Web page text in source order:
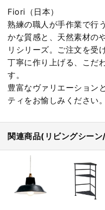
Fiori（日本）
熟練の職人が手作業で行
かな質感と、天然素材の
リシリーズ。ご注文を受
丁寧に作り上げる、こだ
す。
豊富なヴァリエーション
ティをお愉しみください。
関連商品(リビングシー